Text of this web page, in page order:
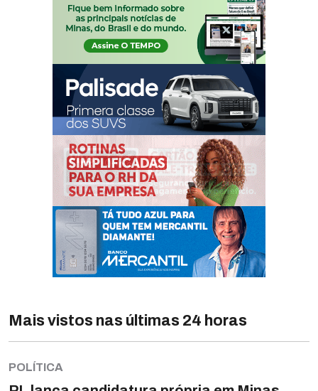
Mais vistos nas últimas 24 horas
POLÍTICA